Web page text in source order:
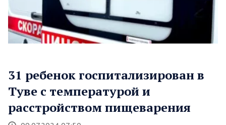
31 ребенок госпитализирован в
Туве с температурой и
расстройством пищеварения